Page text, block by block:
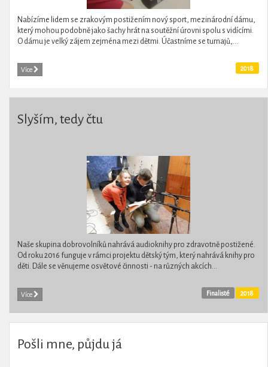
Nabízíme lidem se zrakovým postižením nový sport, mezinárodní dámu,
který mohou podobně jako šachy hrát na soutěžní úrovni spolu s vidícími.
O dámu je velký zájem zejména mezi dětmi. Účastníme se turnajů,...
Více 2018
Slyším, tedy čtu
Naše skupina dobrovolníků nahrává audioknihy pro zdravotně postižené.
Od roku 2016 funguje v rámci projektu dětský tým, který nahrává knihy pro
děti. Dále se věnujeme osvětové činnosti - na různých akcích...
Více 2018
Finalisté
Pošli mne, půjdu já